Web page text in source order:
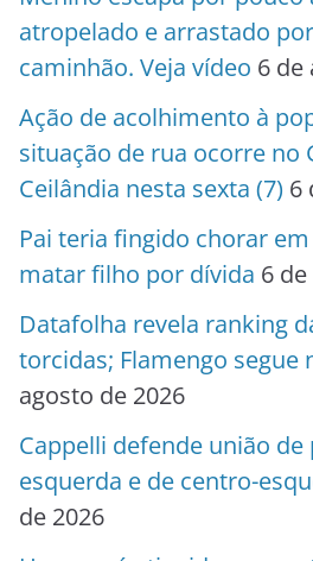
atropelado e arrastado por
caminhão. Veja vídeo 6 de
Ação de acolhimento à
situação de rua ocorre no
Ceilândia nesta sexta (7) 6
Pai teria fingido chorar
matar filho por dívida 6
Datafolha revela ranking
torcidas; Flamengo segue
agosto de 2026
Cappelli defende união
esquerda e de centro-
de 2026